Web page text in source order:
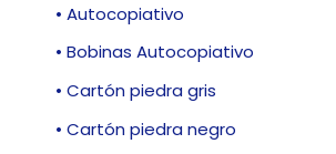
• Autocopiativo
• Bobinas Autocopiativo
• Cartón piedra gris
• Cartón piedra negro